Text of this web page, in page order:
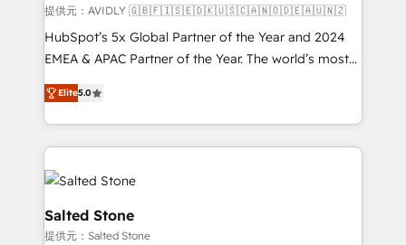
提供元：AVIDLY 🇬🇧🇫🇮🇸🇪🇩🇰🇺🇸🇨🇦🇳🇴🇩🇪🇦🇺🇳🇿
HubSpot’s 5x Global Partner of the Year and 2024
EMEA & APAC Partner of the Year. The world’s most
experienced and fully accredited HubSpot Solutions
Partner. 🚀 With 2,750+ HubSpot projects delivered
and 370+ specialists across EMEA, APAC and NAM,
we de-risk complex CRM programmes and
accelerate ROI across every HubSpot Hub. 🧭 From
multi-region migrations to AI-powered automation,
we turn complexity into clarity, human at global
scale. 🏆 HubSpot’s CEO called us “the partner of the
Elite5.0
Salted Stone
提供元：Salted Stone